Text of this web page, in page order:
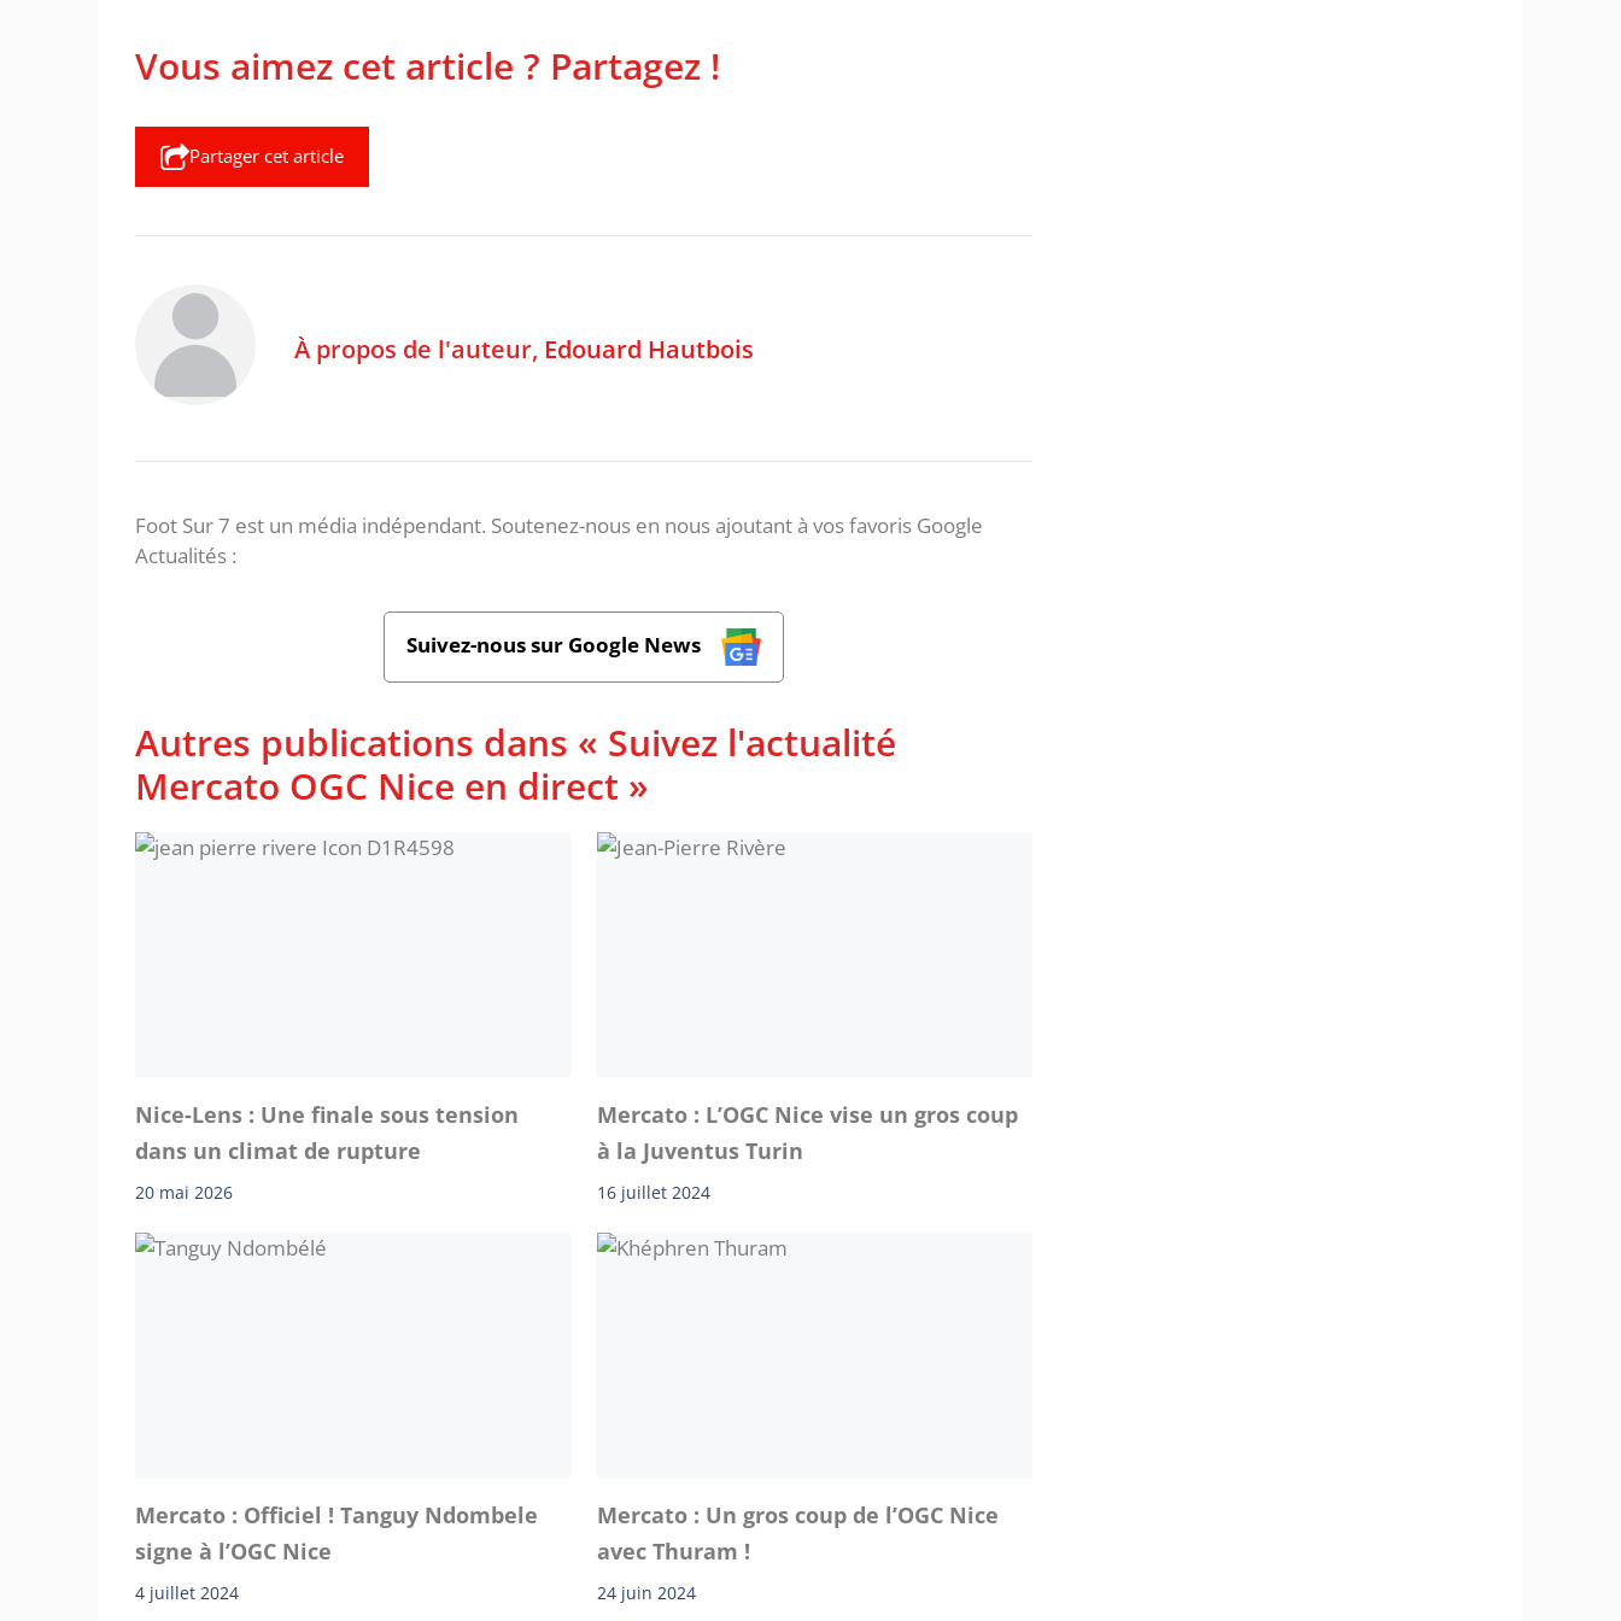
Vous aimez cet article ? Partagez !
Partager cet article
À propos de l'auteur, Edouard Hautbois
Foot Sur 7 est un média indépendant. Soutenez-nous en nous ajoutant à vos favoris Google
Actualités :
Suivez-nous sur Google News
Autres publications dans « Suivez l'actualité
Mercato OGC Nice en direct »
Nice-Lens : Une finale sous tension
dans un climat de rupture
20 mai 2026
Mercato : L’OGC Nice vise un gros coup
à la Juventus Turin
16 juillet 2024
Mercato : Officiel ! Tanguy Ndombele
signe à l’OGC Nice
4 juillet 2024
Mercato : Un gros coup de l’OGC Nice
avec Thuram !
24 juin 2024